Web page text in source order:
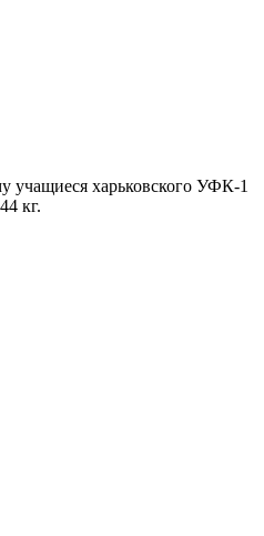
учащиеся харьковского УФК-1
кг.